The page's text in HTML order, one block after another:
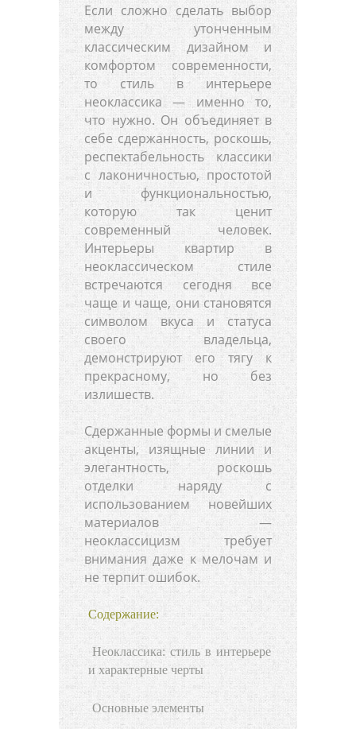
Если сложно сделать выбор
между утонченным
классическим дизайном и
комфортом современности,
то стиль в интерьере
неоклассика — именно то,
что нужно. Он объединяет в
себе сдержанность, роскошь,
респектабельность классики
с лаконичностью, простотой
и функциональностью,
которую так ценит
современный человек.
Интерьеры квартир в
неоклассическом стиле
встречаются сегодня все
чаще и чаще, они становятся
символом вкуса и статуса
своего владельца,
демонстрируют его тягу к
прекрасному, но без
излишеств.
Сдержанные формы и смелые
акценты, изящные линии и
элегантность, роскошь
отделки наряду с
использованием новейших
материалов —
неоклассицизм требует
внимания даже к мелочам и
не терпит ошибок.
Содержание:
Неоклассика: стиль в интерьере
и характерные черты
Основные элементы